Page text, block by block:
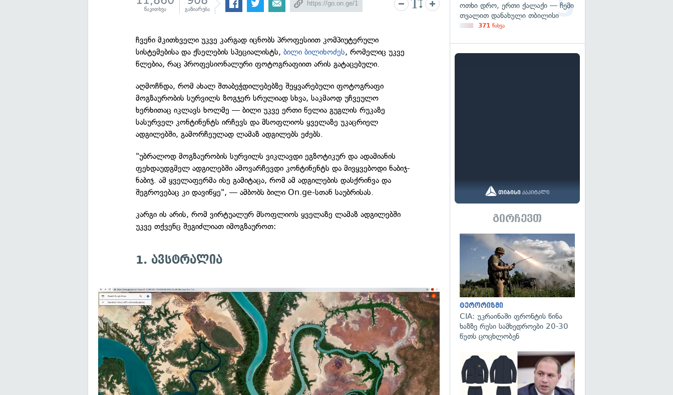
წაკითხვა გაზიარება
ჩვენი მკითხველი უკვე კარგად იცნობს პროფესიით კომპიუტერული
სისტემებისა და ქსელების სპეციალისტს,ბილი ბილიხოძეს, რომელიც უკვე
წლებია, რაც პროფესიონალური ფოტოგრაფიით არის გატაცებული.
აღმოჩნდა, რომ ახალ შთაბეჭდილებებზე შეყვარებული ფოტოგრაფი
მოგზაურობის სურვილს ზოგჯერ სრულიად სხვა, საკმაოდ უჩვეულო
ხერხითაც იკლავს ხოლმე — ბილი უკვე ერთი წელია გუგლის რუკაზე
სასურველ კონტინენტს ირჩევს და მსოფლიოს ყველაზე უკაცრიელ
ადგილებში, გამორჩეულად ლამაზ ადგილებს ეძებს.
"უბრალოდ მოგზაურობის სურვილს ვიკლავდი ეგზოტიკურ და ადამიანის
ფეხდაუდგმელ ადგილებში ამოვარჩევდი კონტინენტს და მივყვებოდი ნაბიჯ-
ნაბიჯ. ამ ყველაფერმა ისე გამიტაცა, რომ ამ ადგილების დასქრინვა და
შეგროვებაც კი დავიწყე", — ამბობს ბილი On.ge-სთან საუბრისას.
კარგი ის არის, რომ ვირტუალურ მსოფლიოს ყველაზე ლამაზ ადგილებში
უკვე თქვენც შეგიძლიათ იმოგზაუროთ:
1. ავსტრალია
ოთხი დრო, ერთი ქალაქი — ჩემი
თვალით დანახული თბილისი
371 ნახვა
გირჩევთ
ტერორიზმი
CIA: უკრაინაში ფრონტის წინა
ხაზზე რუსი სამხედროები 20-30
წუთს ცოცხლობენ